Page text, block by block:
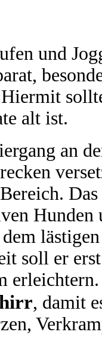
und
alt ist.
an
Das
Hunden
soll er
, damit